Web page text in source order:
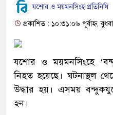
যশোর ও ময়মনসিংহ প্রতিনিধি
প্রকাশিত : ১০:৩১:০৬ পূর্বাহ্ন,
যশোর ও ময়মনসিংহে
নিহত হয়েছে। ঘটনাস্থল
উদ্ধার হয়। এসময়
হন।